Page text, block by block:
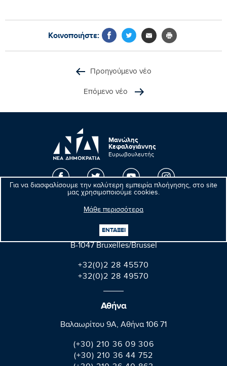
Για να διασφαλίσουμε την καλύτερη εμπειρία πλοήγησης, στο site
μας χρησιμοποιούμε cookies.
Μάθε περισσότερα
ΕΝΤΑΞΕΙ
Κοινοποιήστε:
Προηγούμενο νέο
Επόμενο νέο
Μανώλης
Κεφαλογιάννης
Ευρωβουλευτής
Βρυξέλλες
Parlement européen Bât. Altiero Spinelli
08E165 60, rue Wiertz / Wiertzstraat 60
B-1047 Bruxelles/Brussel
+32(0)2 28 45570
+32(0)2 28 49570
Αθήνα
Βαλαωρίτου 9A, Aθήνα 106 71
(+30) 210 36 09 306
(+30) 210 36 44 752